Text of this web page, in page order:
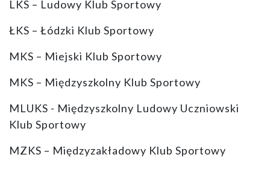
LKS – Ludowy Klub Sportowy
ŁKS – Łódzki Klub Sportowy
MKS – Miejski Klub Sportowy
MKS – Międzyszkolny Klub Sportowy
MLUKS - Międzyszkolny Ludowy Uczniowski
Klub Sportowy
MZKS – Międzyzakładowy Klub Sportowy